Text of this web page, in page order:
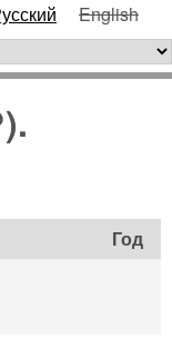
English
Год